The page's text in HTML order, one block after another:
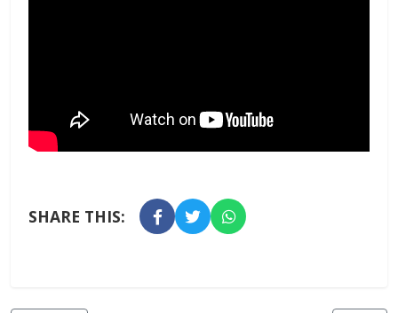
SHARE THIS: